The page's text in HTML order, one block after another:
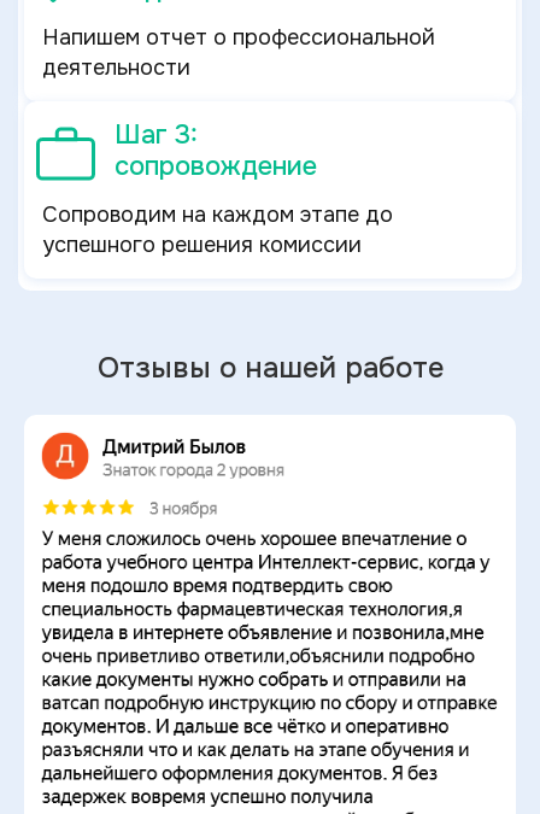
Напишем отчет о профессиональной
деятельности
Шаг 3:
сопровождение
Сопроводим на каждом этапе до
успешного решения комиссии
Отзывы о нашей работе